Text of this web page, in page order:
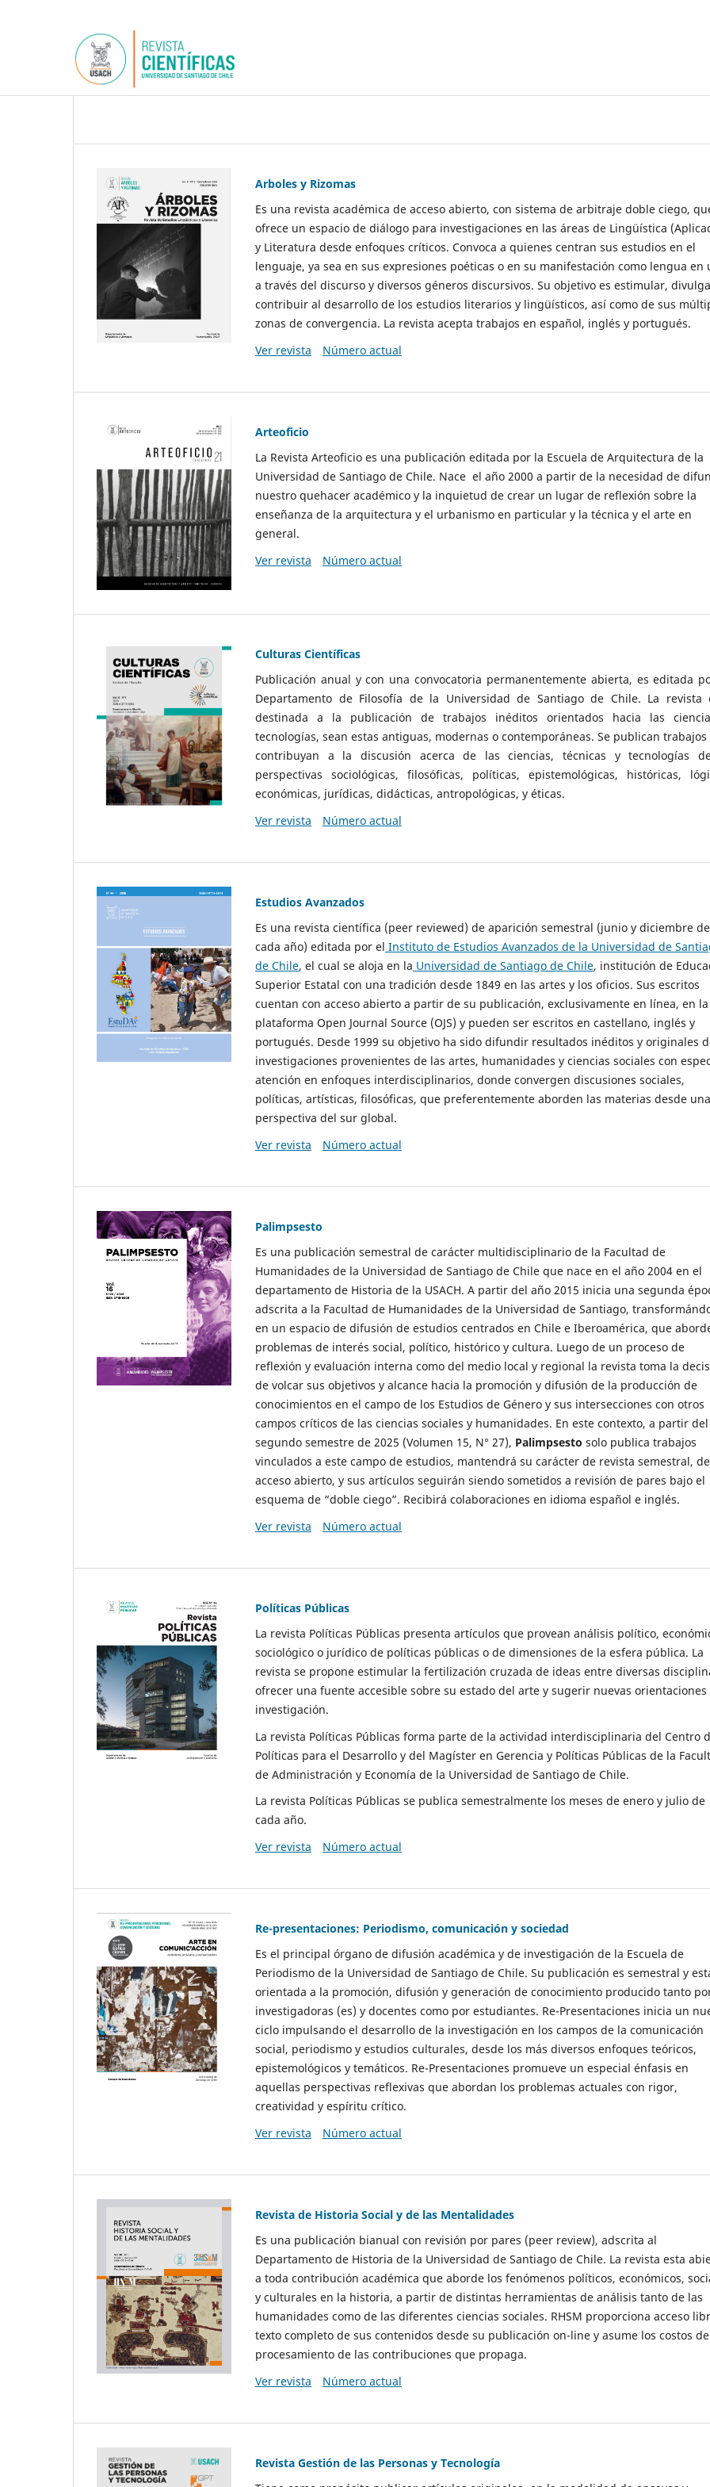
Arboles y Rizomas
Es una revista académica de acceso abierto, con sistema de arbitraje doble ciego,
ofrece un espacio de diálogo para investigaciones en las áreas de Lingüística
y Literatura desde enfoques críticos. Convoca a quienes centran sus estudios en el
lenguaje, ya sea en sus expresiones poéticas o en su manifestación como lengua en
a través del discurso y diversos géneros discursivos. Su objetivo es estimular,
contribuir al desarrollo de los estudios literarios y lingüísticos, así como de sus
zonas de convergencia. La revista acepta trabajos en español, inglés y portugués.
Ver revista
Número actual
Arteoficio
La Revista Arteoficio es una publicación editada por la Escuela de Arquitectura de la
Universidad de Santiago de Chile. Nace el año 2000 a partir de la necesidad de
nuestro quehacer académico y la inquietud de crear un lugar de reflexión sobre la
enseñanza de la arquitectura y el urbanismo en particular y la técnica y el arte en
general.
Ver revista
Número actual
Culturas Científicas
Publicación anual y con una convocatoria permanentemente abierta, es editada
Departamento de Filosofía de la Universidad de Santiago de Chile. La revista
destinada a la publicación de trabajos inéditos orientados hacia las
tecnologías, sean estas antiguas, modernas o contemporáneas. Se publican
contribuyan a la discusión acerca de las ciencias, técnicas y tecnologías
perspectivas sociológicas, filosóficas, políticas, epistemológicas, históricas,
económicas, jurídicas, didácticas, antropológicas, y éticas.
Ver revista
Número actual
Estudios Avanzados
Es una revista científica (peer reviewed) de aparición semestral (junio y diciembre de
cada año) editada por el Instituto de Estudios Avanzados de la Universidad de
de Chile, el cual se aloja en la Universidad de Santiago de Chile, institución de
Superior Estatal con una tradición desde 1849 en las artes y los oficios. Sus escritos
cuentan con acceso abierto a partir de su publicación, exclusivamente en línea, en la
plataforma Open Journal Source (OJS) y pueden ser escritos en castellano, inglés y
portugués. Desde 1999 su objetivo ha sido difundir resultados inéditos y originales
investigaciones provenientes de las artes, humanidades y ciencias sociales con
atención en enfoques interdisciplinarios, donde convergen discusiones sociales,
políticas, artísticas, filosóficas, que preferentemente aborden las materias desde una
perspectiva del sur global.
Ver revista
Número actual
Palimpsesto
Es una publicación semestral de carácter multidisciplinario de la Facultad de
Humanidades de la Universidad de Santiago de Chile que nace en el año 2004 en el
departamento de Historia de la USACH. A partir del año 2015 inicia una segunda
adscrita a la Facultad de Humanidades de la Universidad de Santiago,
en un espacio de difusión de estudios centrados en Chile e Iberoamérica, que
problemas de interés social, político, histórico y cultura. Luego de un proceso de
reflexión y evaluación interna como del medio local y regional la revista toma la
de volcar sus objetivos y alcance hacia la promoción y difusión de la producción de
conocimientos en el campo de los Estudios de Género y sus intersecciones con otros
campos críticos de las ciencias sociales y humanidades. En este contexto, a partir del
segundo semestre de 2025 (Volumen 15, N° 27), Palimpsesto solo publica trabajos
vinculados a este campo de estudios, mantendrá su carácter de revista semestral, de
acceso abierto, y sus artículos seguirán siendo sometidos a revisión de pares bajo el
esquema de “doble ciego”. Recibirá colaboraciones en idioma español e inglés.
Ver revista
Número actual
Políticas Públicas
La revista Políticas Públicas presenta artículos que provean análisis político,
sociológico o jurídico de políticas públicas o de dimensiones de la esfera pública. La
revista se propone estimular la fertilización cruzada de ideas entre diversas
ofrecer una fuente accesible sobre su estado del arte y sugerir nuevas orientaciones
investigación.
La revista Políticas Públicas forma parte de la actividad interdisciplinaria del Centro
Políticas para el Desarrollo y del Magíster en Gerencia y Políticas Públicas de la
de Administración y Economía de la Universidad de Santiago de Chile.
La revista Políticas Públicas se publica semestralmente los meses de enero y julio de
cada año.
Ver revista
Número actual
Re-presentaciones: Periodismo, comunicación y sociedad
Es el principal órgano de difusión académica y de investigación de la Escuela de
Periodismo de la Universidad de Santiago de Chile. Su publicación es semestral y
orientada a la promoción, difusión y generación de conocimiento producido tanto
investigadoras (es) y docentes como por estudiantes. Re-Presentaciones inicia un
ciclo impulsando el desarrollo de la investigación en los campos de la comunicación
social, periodismo y estudios culturales, desde los más diversos enfoques teóricos,
epistemológicos y temáticos. Re-Presentaciones promueve un especial énfasis en
aquellas perspectivas reflexivas que abordan los problemas actuales con rigor,
creatividad y espíritu crítico.
Ver revista
Número actual
Revista de Historia Social y de las Mentalidades
Es una publicación bianual con revisión por pares (peer review), adscrita al
Departamento de Historia de la Universidad de Santiago de Chile. La revista esta
a toda contribución académica que aborde los fenómenos políticos, económicos,
y culturales en la historia, a partir de distintas herramientas de análisis tanto de las
humanidades como de las diferentes ciencias sociales. RHSM proporciona acceso
texto completo de sus contenidos desde su publicación on-line y asume los costos de
procesamiento de las contribuciones que propaga.
Ver revista
Número actual
Revista Gestión de las Personas y Tecnología